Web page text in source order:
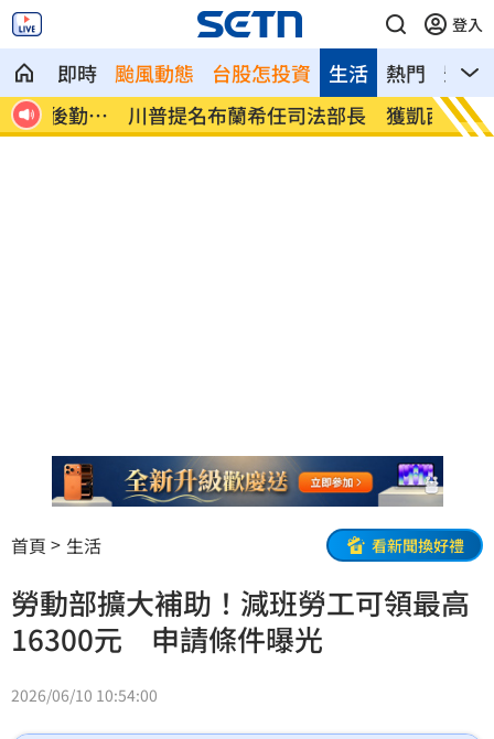
登入
即時 颱風動態 台股怎投資 熱門 影音
生活
支
川普提名布蘭希任司法部長 獲凱西迪力
挺
斷交
機
首頁 生活 看新聞換好禮
勞動部擴大補助！減班勞工可領最高
16300元 申請條件曝光
2026/06/10 10:54:00